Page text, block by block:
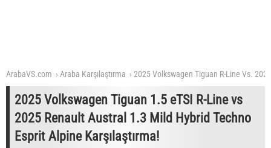
ArabaVS.com Araba Karşılaştırma 2025 Volkswagen Tiguan R-Line Vs.
2025 Volkswagen Tiguan 1.5 eTSI R-Line vs
2025 Renault Austral 1.3 Mild Hybrid Techno
Esprit Alpine Karşılaştırma!